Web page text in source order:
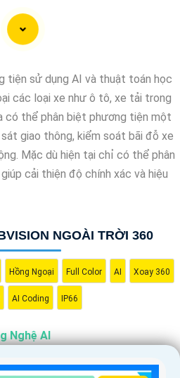
sát và bảo vệ.
Công Nghệ AI để
tin cậy.
tiện sử dụng AI và thuật toán học
các loại xe như ô tô, xe tải trong
có thể phân biệt phương tiện một
giao thông, kiểm soát bãi đỗ xe
Mặc dù hiện tại chỉ có thể phân
cải thiện độ chính xác và hiệu
NGOÀI TRỜI 360
Hồng Ngoại Full Color AI Xoay 360
AI Coding IP66
Nghệ AI